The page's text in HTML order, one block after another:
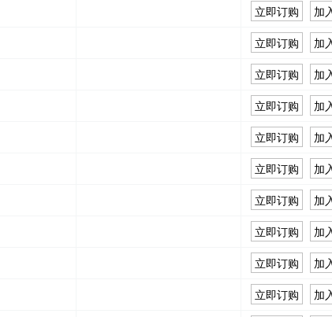
立即订购
加
立即订购
加
立即订购
加
立即订购
加
立即订购
加
立即订购
加
立即订购
加
立即订购
加
立即订购
加
立即订购
加